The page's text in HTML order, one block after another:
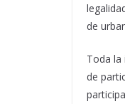
de
Toda
de